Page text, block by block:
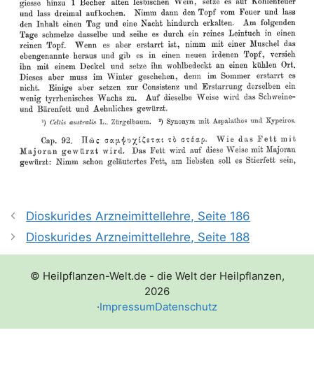
Dioskurides Arzneimittellehre, Seite 186
Dioskurides Arzneimittellehre, Seite 188
© Heilpflanzen-Welt.de - die Welt der Heilpflanzen,
2026
·ImpressumDatenschutz